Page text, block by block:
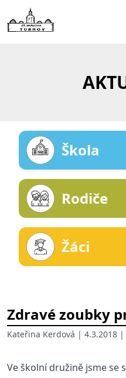
Kontakty
Škola
Rodiče
Žáci
Zdravé zoubky
Kateřina Kerdová | 4.3.2018 |
Ve školní družině jsme se